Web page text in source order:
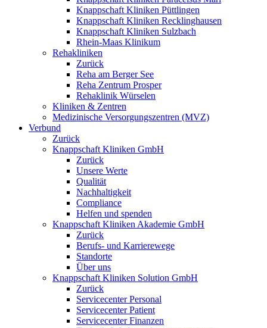
Knappschaft Kliniken Püttlingen
Knappschaft Kliniken Recklinghausen
Knappschaft Kliniken Sulzbach
Rhein-Maas Klinikum
Rehakliniken
Zurück
Reha am Berger See
Reha Zentrum Prosper
Rehaklinik Würselen
Kliniken & Zentren
Medizinische Versorgungszentren (MVZ)
Verbund
Zurück
Knappschaft Kliniken GmbH
Zurück
Unsere Werte
Qualität
Nachhaltigkeit
Compliance
Helfen und spenden
Knappschaft Kliniken Akademie GmbH
Zurück
Berufs- und Karrierewege
Standorte
Über uns
Knappschaft Kliniken Solution GmbH
Zurück
Servicecenter Personal
Servicecenter Patient
Servicecenter Finanzen